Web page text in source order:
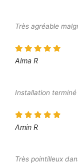
Très agréable
Alma R
Installation terminé
Amin R
Très pointilleux